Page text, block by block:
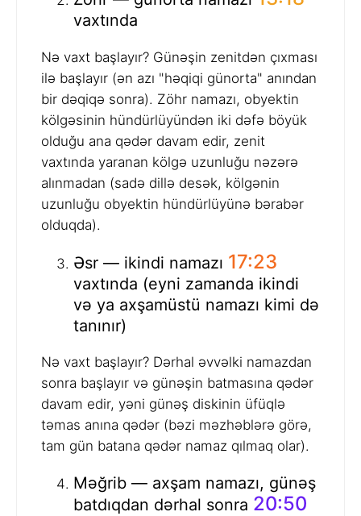
vaxtında
Nə vaxt başlayır? Günəşin zenitdən çıxması
ilə başlayır (ən azı "həqiqi günorta" anından
bir dəqiqə sonra). Zöhr namazı, obyektin
kölgəsinin hündürlüyündən iki dəfə böyük
olduğu ana qədər davam edir, zenit
vaxtında yaranan kölgə uzunluğu nəzərə
alınmadan (sadə dillə desək, kölgənin
uzunluğu obyektin hündürlüyünə bərabər
olduqda).
Əsr — ikindi namazı 17:23
vaxtında (eyni zamanda ikindi
və ya axşamüstü namazı kimi də
tanınır)
Nə vaxt başlayır? Dərhal əvvəlki namazdan
sonra başlayır və günəşin batmasına qədər
davam edir, yəni günəş diskinin üfüqlə
təmas anına qədər (bəzi məzhəblərə görə,
tam gün batana qədər namaz qılmaq olar).
Məğrib — axşam namazı, günəş
batdıqdan dərhal sonra 20:50